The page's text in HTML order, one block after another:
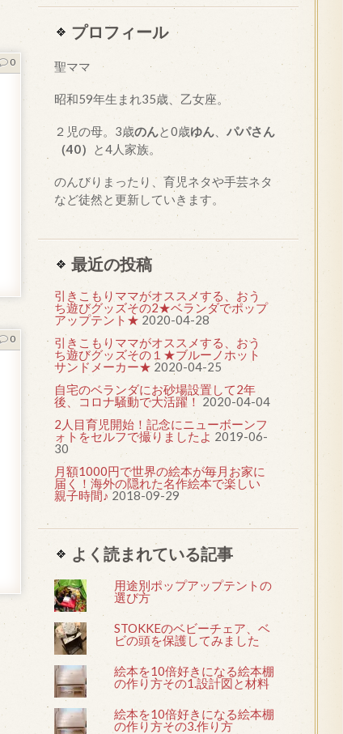
0
0
プロフィール
聖ママ
昭和59年生まれ35歳、乙女座。
２児の母。3歳のんと0歳ゆん、 パパさん
（40）
と4人家族。
のんびりまったり、育児ネタや手芸ネタ
など徒然と更新していきます。
最近の投稿
引きこもりママがオススメする、おう
ち遊びグッズその2★ベランダでポップ
アップテント★ 2020-04-28
引きこもりママがオススメする、おう
ち遊びグッズその１★ブルーノホット
サンドメーカー★ 2020-04-25
自宅のベランダにお砂場設置して2年
後、コロナ騒動で大活躍！ 2020-04-04
2人目育児開始！記念にニューボーンフ
ォトをセルフで撮りましたよ 2019-06-
30
月額1000円で世界の絵本が毎月お家に
届く！海外の隠れた名作絵本で楽しい
親子時間♪ 2018-09-29
よく読まれている記事
用途別ポップアップテントの
選び方
STOKKEのベビーチェア、ベ
ビの頭を保護してみました
絵本を10倍好きになる絵本棚
の作り方その1.設計図と材料
絵本を10倍好きになる絵本棚
の作り方その3.作り方